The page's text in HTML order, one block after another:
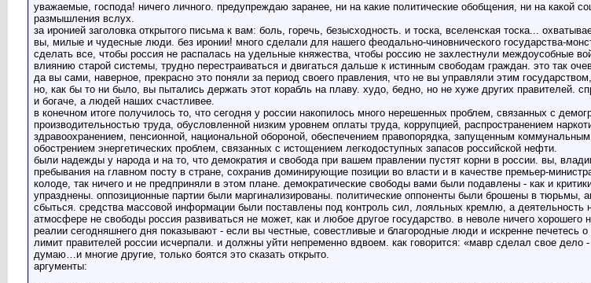
уважаемые, господа! ничего личного. предупреждаю заранее, ни на какие политические обобщения, ни на какой
размышления вслух.
за иронией заголовка открытого письма к вам: боль, горечь, безысходность. и тоска, вселенская тоска...
вы, милые и чудесные люди. без иронии! много сделали для нашего феодально-чиновнического государства-
сделать все, чтобы россия не распалась на удельные княжества, чтобы россию не захлестнули междоусобные
влиянию старой системы, трудно перестраиваться и двигаться дальше к истинным свободам граждан. это так
да вы сами, наверное, прекрасно это поняли за период своего правления, что не вы управляли этим
но, как бы то ни было, вы пытались держать этот корабль на плаву. худо, бедно, но не хуже других правителей.
и богаче, а людей наших счастливее.
в конечном итоге получилось то, что сегодня у россии накопилось много нерешенных проблем, связанных с
производительностью труда, обусловленной низким уровнем оплаты труда, коррупцией, распространением
здравоохранением, пенсионной, национальной обороной, обеспечением правопорядка, запущенным
обострением энергетических проблем, связанных с истощением легкодоступных запасов российской нефти.
были надежды у народа и на то, что демократия и свобода при вашем правлении пустят корни в россии. вы,
пребывания на главном посту в стране, сохранив доминирующие позиции во власти и в качестве премьер-
колоде, так ничего и не предприняли в этом плане. демократические свободы вами были подавлены - как и
упразднены. оппозиционные партии были маргинализированы. политические оппоненты были брошены в
сбыться. средства массовой информации были поставлены под контроль сил, лояльных кремлю, а деятельность
атмосфере не свободы россия развиваться не может, как и любое другое государство. в неволе ничего
реалии сегодняшнего дня показывают - если вы честные, совестливые и благородные люди и искренне
лимит правителей россии исчерпали. и должны уйти непременно вдвоем. как говорится: «мавр сделал свое
думаю…и многие другие, только боятся это сказать открыто.
аргументы: